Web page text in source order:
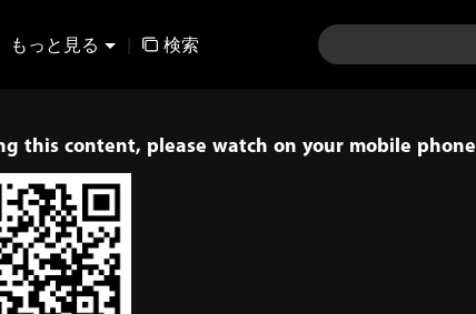
もっと見る | 検索
this content, please watch on your mobile phone